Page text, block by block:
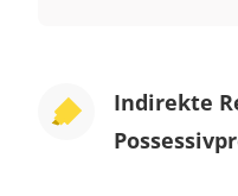
Indirekte